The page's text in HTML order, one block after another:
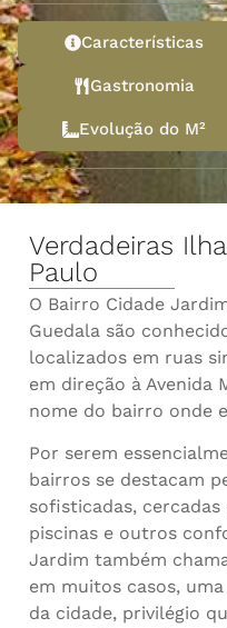
Características
Gastronomia
Evolução do M²
Verdadeiras
Paulo
O Bairro Cidade
Guedala são
localizados em ruas
em direção à Avenida
nome do bairro onde
Por serem
bairros se destacam
sofisticadas,
piscinas e outros
Jardim também
em muitos casos,
da cidade, privilégio